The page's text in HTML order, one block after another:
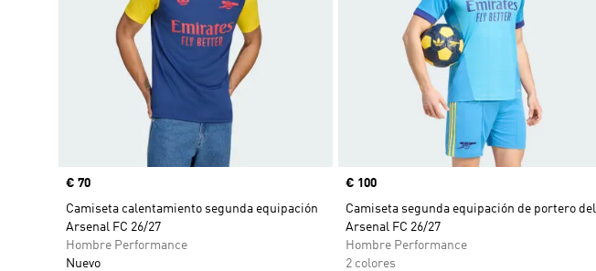
Precio
€ 70
Camiseta calentamiento segunda equipación
Arsenal FC 26/27
Hombre Performance
Nuevo
Precio
€ 100
Camiseta segunda equipación de portero del
Arsenal FC 26/27
Hombre Performance
2 colores